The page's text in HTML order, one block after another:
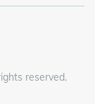
reserved.